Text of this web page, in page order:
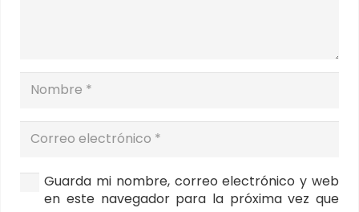
Guarda mi nombre, correo electrónico y web
en este navegador para la próxima vez que